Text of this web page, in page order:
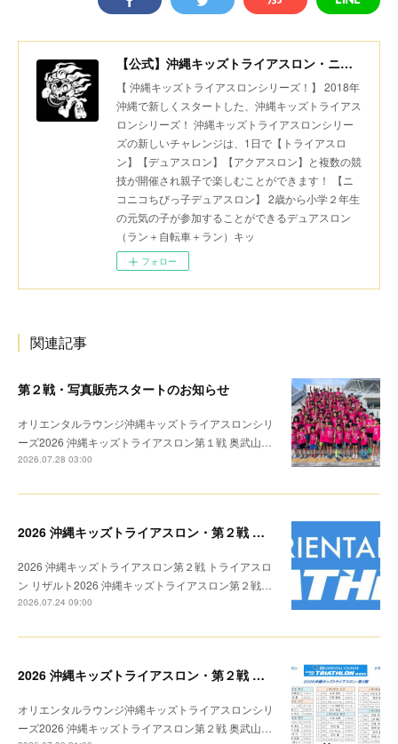
【公式】沖縄キッズトライアスロン・ニコニコちびっ子デュアスロン・美ら島スポーツ
【 沖縄キッズトライアスロンシリーズ！】 2018年
沖縄で新しくスタートした、沖縄キッズトライアス
ロンシリーズ！ 沖縄キッズトライアスロンシリー
ズの新しいチャレンジは、1日で【トライアスロ
ン】【デュアスロン】【アクアスロン】と複数の競
技が開催され親子で楽しむことができます！ 【ニ
コニコちびっ子デュアスロン】 2歳から小学２年生
の元気の子が参加することができるデュアスロン
（ラン＋自転車＋ラン）キッ
フォロー
関連記事
第２戦・写真販売スタートのお知らせ
オリエンタルラウンジ沖縄キッズトライアスロンシリ
ーズ2026 沖縄キッズトライアスロン第１戦 奥武山…
2026.07.28 03:00
2026 沖縄キッズトライアスロン・第２戦 リザルト
2026 沖縄キッズトライアスロン第２戦 トライアスロ
ン リザルト2026 沖縄キッズトライアスロン第２戦…
2026.07.24 09:00
2026 沖縄キッズトライアスロン・第２戦 トライアスロン リザルト
オリエンタルラウンジ沖縄キッズトライアスロンシリ
ーズ2026 沖縄キッズトライアスロン第２戦 奥武山…